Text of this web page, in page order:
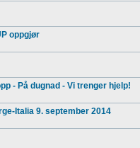
oppgjør
- På dugnad - Vi trenger hjelp!
Italia 9. september 2014